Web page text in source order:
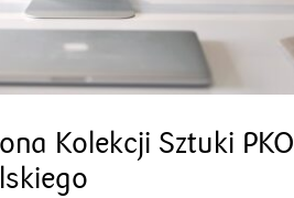
Kolekcji Sztuki PKO